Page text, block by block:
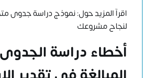
اقرآ المزيد حول:
لنجاح مشروعك
أخطاء دراسة